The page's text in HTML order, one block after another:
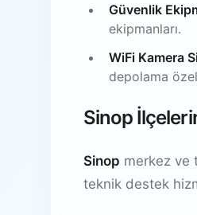
Güvenlik
ekipmanları.
WiFi Kamera
depolama
Sinop
Sinop merkez ve
teknik destek